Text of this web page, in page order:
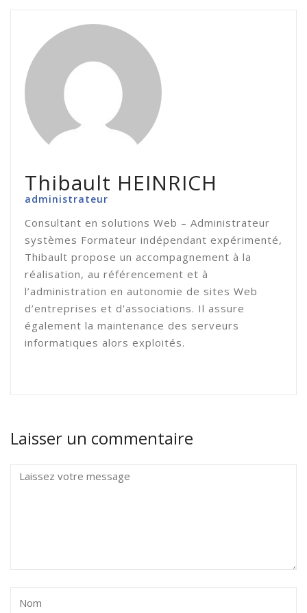
Thibault HEINRICH
administrateur
Consultant en solutions Web – Administrateur
systèmes Formateur indépendant expérimenté,
Thibault propose un accompagnement à la
réalisation, au référencement et à
l’administration en autonomie de sites Web
d’entreprises et d'associations. Il assure
également la maintenance des serveurs
informatiques alors exploités.
Laisser un commentaire